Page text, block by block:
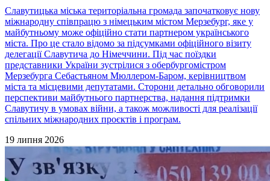
Славутицька міська територіальна громада започатковує нову
міжнародну співпрацю з німецьким містом Мерзебург, яке у
майбутньому може офіційно стати партнером українського
міста. Про це стало відомо за підсумками офіційного візиту
делегації Славутича до Німеччини. Під час поїздки
представники України зустрілися з обербургомістром
Мерзебурга Себастьяном Мюллером-Баром, керівництвом
міста та місцевими депутатами. Сторони детально обговорили
перспективи майбутнього партнерства, надання підтримки
Славутичу в умовах війни, а також можливості для реалізації
спільних міжнародних проєктів і програм.
19 липня 2026